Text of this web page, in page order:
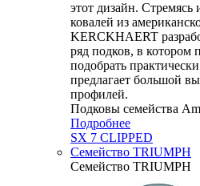
этот дизайн.
ковалей из
KERCKHAERT
ряд подков, в
подобрать
предлагает большой
профилей.
Подковы семейства
Подробнее
SX 7 CLIPPED
Семейство TRIUMPH
Семейство TRIUMPH